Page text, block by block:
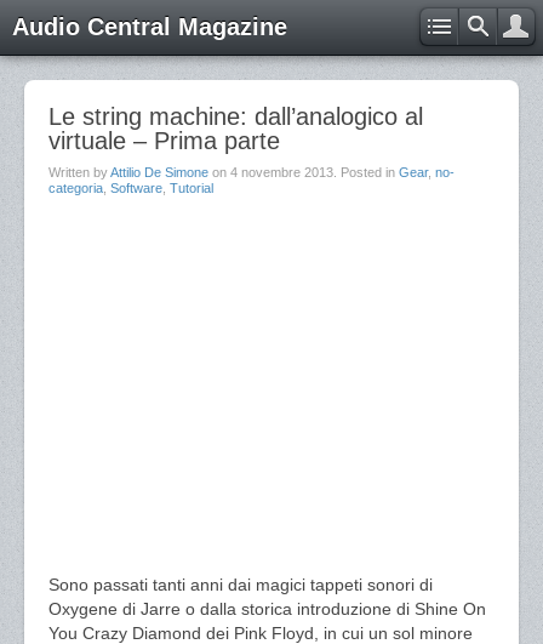
Audio Central Magazine
Le string machine: dall’analogico al
virtuale – Prima parte
Written byAttilio De Simone on 4 novembre 2013 . Posted in Gear, no-
categoria Software Tutorial
Sono passati tanti anni dai magici tappeti sonori di
Oxygene di Jarre o dalla storica introduzione di Shine On
You Crazy Diamond dei Pink Floyd, in cui un sol minore